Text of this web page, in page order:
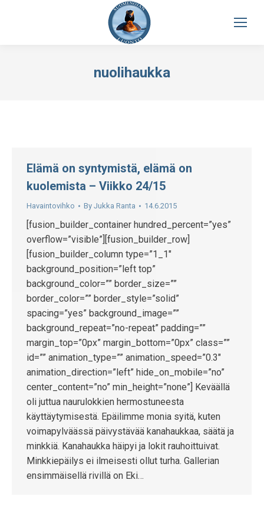
nuolihaukka
Elämä on syntymistä, elämä on
kuolemista – Viikko 24/15
Havaintovihko By Jukka Ranta 14.6.2015
[fusion_builder_container hundred_percent=”yes”
overflow=”visible”][fusion_builder_row]
[fusion_builder_column type=”1_1″
background_position=”left top”
background_color=”” border_size=””
border_color=”” border_style=”solid”
spacing=”yes” background_image=””
background_repeat=”no-repeat” padding=””
margin_top=”0px” margin_bottom=”0px” class=””
id=”” animation_type=”” animation_speed=”0.3″
animation_direction=”left” hide_on_mobile=”no”
center_content=”no” min_height=”none”] Keväällä
oli juttua naurulokkien hermostuneesta
käyttäytymisestä. Epäilimme monia syitä, kuten
voimapylväässä päivystävää kanahaukkaa, säätä ja
minkkiä. Kanahaukka häipyi ja lokit rauhoittuivat.
Minkkiepäilys ei ilmeisesti ollut turha. Gallerian
ensimmäisellä rivillä on Eki…